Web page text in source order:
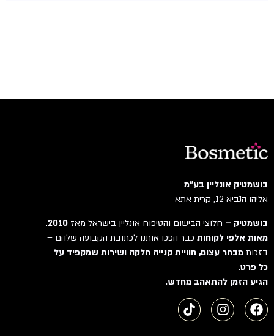
בושמטיק אונליין בע"מ
אליהו הנביא 12, קרית אתא
בושמטיק –חלוצי הבישום והטיפוח אונליין בישראל מאז2010
.
מאות אלפי לקוחותכבר הפכו אותנו לכתובת הקבועה שלהם –
בזכותמבחר עצום, חוויית קנייה חלקה ושירות שמקפיד על
כל פרט.
הגיע הזמן להתאהב מחדש.